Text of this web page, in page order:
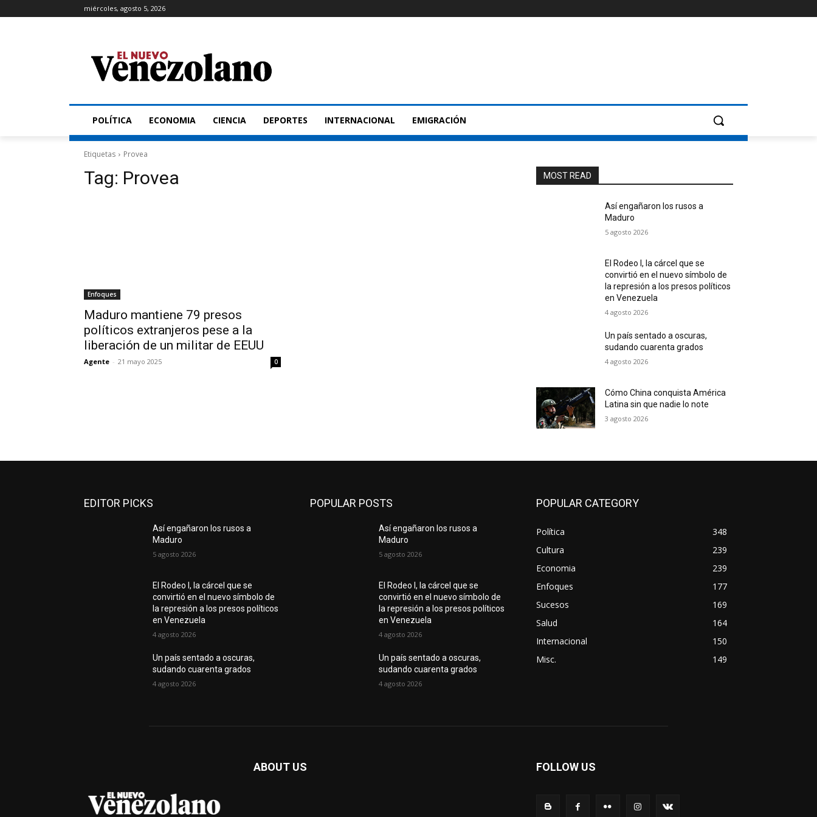
miércoles, agosto 5, 2026
POLÍTICA ECONOMIA CIENCIA DEPORTES INTERNACIONAL EMIGRACIÓN
Etiquetas Provea
Tag: Provea
Enfoques
Maduro mantiene 79 presos
políticos extranjeros pese a la
liberación de un militar de EEUU
Agente - 21 mayo 2025 0
MOST READ
Así engañaron los rusos a
Maduro
5 agosto 2026
El Rodeo I, la cárcel que se
convirtió en el nuevo símbolo de
la represión a los presos políticos
en Venezuela
4 agosto 2026
Un país sentado a oscuras,
sudando cuarenta grados
4 agosto 2026
Cómo China conquista América
Latina sin que nadie lo note
3 agosto 2026
EDITOR PICKS
Así engañaron los rusos a
Maduro
5 agosto 2026
El Rodeo I, la cárcel que se
convirtió en el nuevo símbolo de
la represión a los presos políticos
en Venezuela
4 agosto 2026
Un país sentado a oscuras,
sudando cuarenta grados
4 agosto 2026
POPULAR POSTS
Así engañaron los rusos a
Maduro
5 agosto 2026
El Rodeo I, la cárcel que se
convirtió en el nuevo símbolo de
la represión a los presos políticos
en Venezuela
4 agosto 2026
Un país sentado a oscuras,
sudando cuarenta grados
4 agosto 2026
POPULAR CATEGORY
Política
348
Cultura
239
Economia
239
Enfoques
177
Sucesos
169
Salud
164
Internacional
150
Misc.
149
ABOUT US FOLLOW US